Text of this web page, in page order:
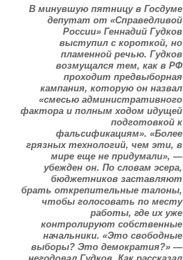
В минувшую пятницу в Госдуме
депутат от «Справедливой
России» Геннадий Гудков
выступил с короткой, но
пламенной речью. Гудков
возмущался тем, как в РФ
проходит предвыборная
кампания, которую он назвал
«смесью административного
фактора и полным ходом идущей
подготовкой к
фальсификациям». «Более
грязных технологий, чем эти, в
мире еще не придумали», —
убежден он. По словам эсера,
бюджетников заставляют
брать открепительные талоны,
чтобы голосовать по месту
работы, где их уже
контролируют собственные
начальники. «Это свободные
выборы? Это демократия?» —